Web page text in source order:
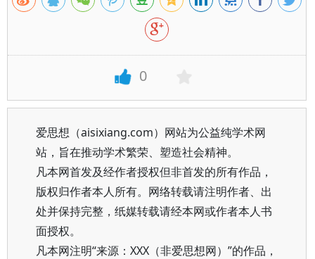
0
爱思想（aisixiang.com）网站为公益纯学术网
站，旨在推动学术繁荣、塑造社会精神。
凡本网首发及经作者授权但非首发的所有作品，
版权归作者本人所有。网络转载请注明作者、出
处并保持完整，纸媒转载请经本网或作者本人书
面授权。
凡本网注明“来源：XXX（非爱思想网）”的作品，